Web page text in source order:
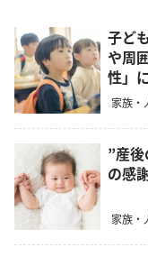
子ど
や周
性」
家族・
”産
の感
家族・